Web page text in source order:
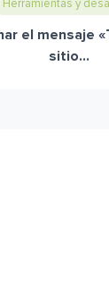
Herramientas y
el mensaje
sitio...